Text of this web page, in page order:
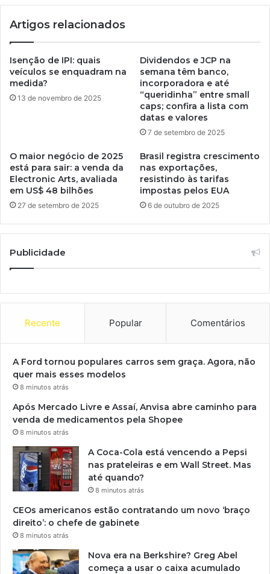
Artigos relacionados
Isenção de IPI: quais
veículos se enquadram na
medida?
13 de novembro de 2025
Dividendos e JCP na
semana têm banco,
incorporadora e até
“queridinha” entre small
caps; confira a lista com
datas e valores
7 de setembro de 2025
O maior negócio de 2025
está para sair: a venda da
Electronic Arts, avaliada
em US$ 48 bilhões
27 de setembro de 2025
Brasil registra crescimento
nas exportações,
resistindo às tarifas
impostas pelos EUA
6 de outubro de 2025
Publicidade
Recente Popular Comentários
A Ford tornou populares carros sem graça. Agora, não
quer mais esses modelos
8 minutos atrás
Após Mercado Livre e Assaí, Anvisa abre caminho para
venda de medicamentos pela Shopee
8 minutos atrás
A Coca-Cola está vencendo a Pepsi
nas prateleiras e em Wall Street. Mas
até quando?
8 minutos atrás
CEOs americanos estão contratando um novo ‘braço
direito’: o chefe de gabinete
8 minutos atrás
Nova era na Berkshire? Greg Abel
começa a usar o caixa acumulado